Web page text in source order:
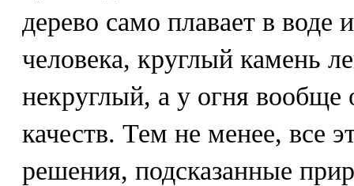
дерево само плавает в воде
человека, круглый камень
некруглый, а у огня вообще
качеств. Тем не менее, все
решения, подсказанные